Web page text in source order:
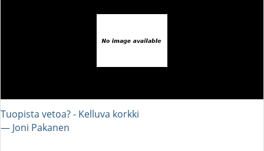
Tuopista vetoa? - Kelluva korkki
― Joni Pakanen